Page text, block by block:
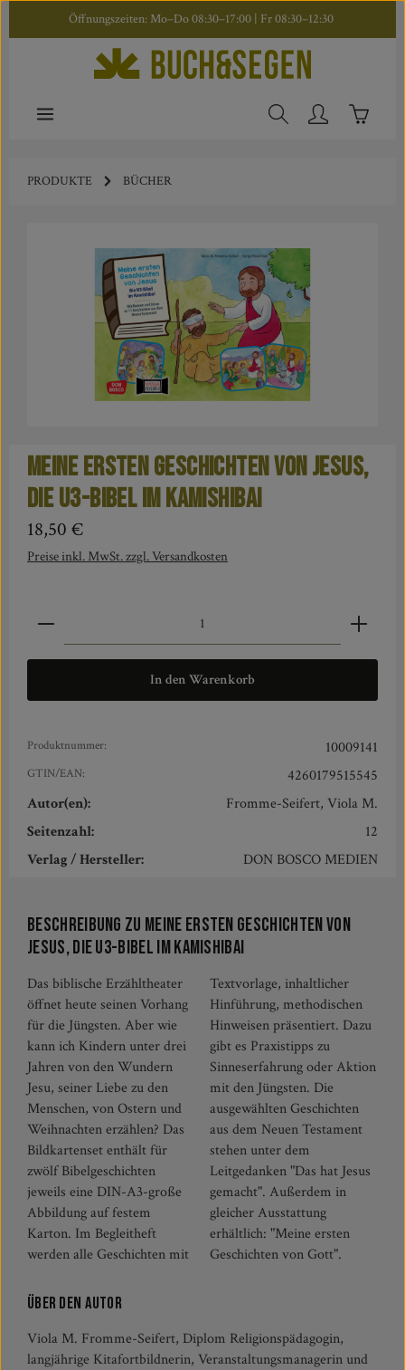
Zum Hauptinhalt springen
Öffnungszeiten: Mo–Do 08:30–17:00 | Fr 08:30–12:30
PRODUKTE BÜCHER
Meine ersten Geschichten von Jesus,
Die U3-Bibel im Kamishibai
Regulärer Preis:
18,50 €
Preise inkl. MwSt. zzgl. Versandkosten
Produkt Anzahl: Gib den gewünschten Wert ein oder
In den Warenkorb
Produktnummer: 10009141
GTIN/EAN:
4260179515545
Autor(en):
Fromme-Seifert, Viola M.
Seitenzahl:
12
Verlag / Hersteller:
DON BOSCO MEDIEN
Beschreibung zu Meine ersten Geschichten von
Jesus, Die U3-Bibel im Kamishibai
Das biblische Erzähltheater
öffnet heute seinen Vorhang
für die Jüngsten. Aber wie
kann ich Kindern unter drei
Jahren von den Wundern
Jesu, seiner Liebe zu den
Menschen, von Ostern und
Weihnachten erzählen? Das
Bildkartenset enthält für
zwölf Bibelgeschichten
jeweils eine DIN-A3-große
Abbildung auf festem
Karton. Im Begleitheft
werden alle Geschichten mit
Textvorlage, inhaltlicher
Hinführung, methodischen
Hinweisen präsentiert. Dazu
gibt es Praxistipps zu
Sinneserfahrung oder Aktion
mit den Jüngsten. Die
ausgewählten Geschichten
aus dem Neuen Testament
stehen unter dem
Leitgedanken "Das hat Jesus
gemacht". Außerdem in
gleicher Ausstattung
erhältlich: "Meine ersten
Geschichten von Gott".
Über den Autor
Viola M. Fromme-Seifert, Diplom Religionspädagogin,
langjährige Kitafortbildnerin, Veranstaltungsmanagerin und